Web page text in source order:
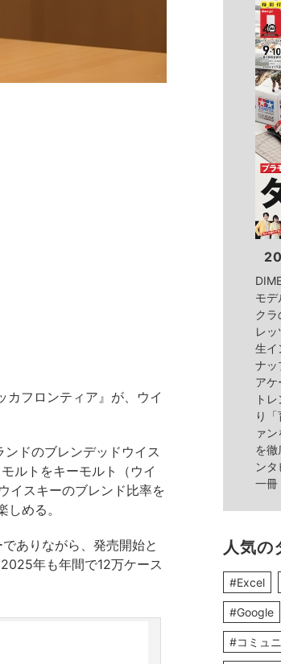
フロンティア』が、ウイ
ドのブレンデッドウイス
ルトをキーモルト（ウイ
イスキーのブレンド比率を
める。
ありながら、発売開始と
年も年間で12万ケース
モデ
クラ
レ
生イ
ナッ
ア
ト
り
ァ
を徹
ン
一冊
人気の
#Excel
#Google
#コミュ